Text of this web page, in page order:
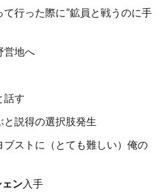
行った際に”鉱員と戦うのに手
営地へ
話す
説得の選択肢発生
ストに（とても難しい）俺の
ン入手